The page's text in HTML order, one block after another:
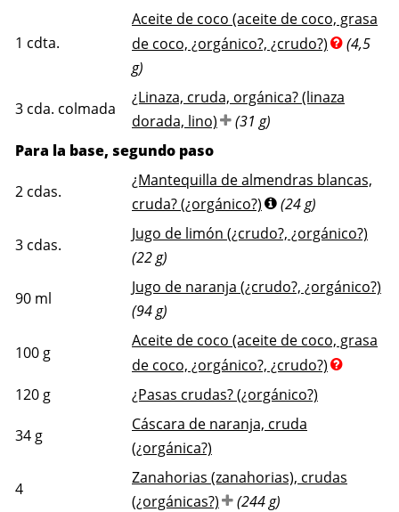
1 cdta.
Aceite de coco (aceite de coco, grasa
de coco, ¿orgánico?, ¿crudo?)
(4,5
g)
3 cda. colmada
¿Linaza, cruda, orgánica? (linaza
dorada, lino)
(31 g)
Para la base, segundo paso
2 cdas.
¿Mantequilla de almendras blancas,
cruda? (¿orgánico?)
(24 g)
3 cdas.
Jugo de limón (¿crudo?, ¿orgánico?)
(22 g)
90 ml
Jugo de naranja (¿crudo?, ¿orgánico?)
(94 g)
100 g
Aceite de coco (aceite de coco, grasa
de coco, ¿orgánico?, ¿crudo?)
120 g ¿Pasas crudas? (¿orgánico?)
34 g
Cáscara de naranja, cruda
(¿orgánica?)
4
Zanahorias (zanahorias), crudas
(¿orgánicas?)
(244 g)